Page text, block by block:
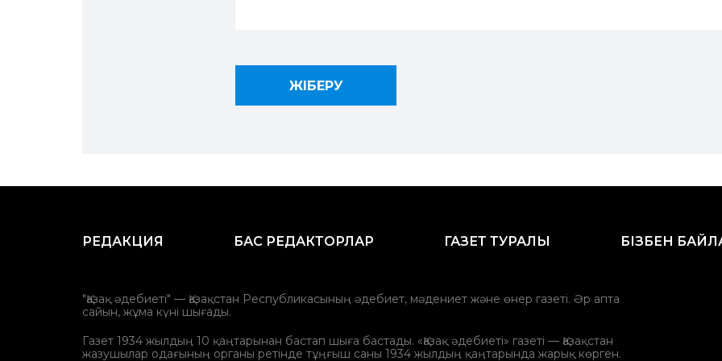
РЕДАКЦИЯ БАС РЕДАКТОРЛАР ГАЗЕТ ТУРАЛЫ БІЗБЕН
"Қазақ әдебиеті" — Қазақстан Республикасының әдебиет, мәдениет және өнер газеті. Әр апта
сайын, жұма күні шығады.
Газет 1934 жылдың 10 қаңтарынан бастап шыға бастады. «Қазақ әдебиеті» газеті — Қазақстан
жазушылар одағының органы ретінде тұңғыш саны 1934 жылдың қаңтарында жарық көрген.